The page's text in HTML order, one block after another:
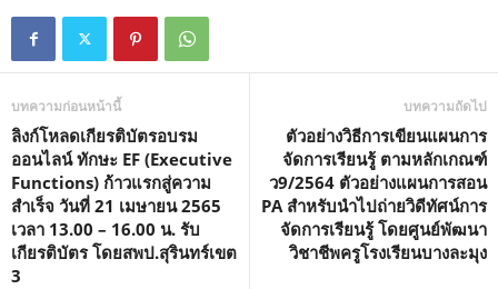
บทความก่อนหน้านี้
ลิงก์โหลดเกียรติบัตรอบรม
ออนไลน์ ทักษะ EF (Executive
Functions) ก้าวแรกสู่ความ
สำเร็จ วันที่ 21 เมษายน 2565
เวลา 13.00 – 16.00 น. รับ
เกียรติบัตร โดยสพป.สุรินทร์เขต
3
บทความถัดไป
ตัวอย่างวิธีการเขียนแผนการ
จัดการเรียนรู้ ตามหลักเกณฑ์
ว9/2564 ตัวอย่างแผนการสอน
PA สำหรับนำไปถ่ายวิดีทัศน์การ
จัดการเรียนรู้ โดยศูนย์พัฒนา
วิชาชีพครูโรงเรียนบางละมุง